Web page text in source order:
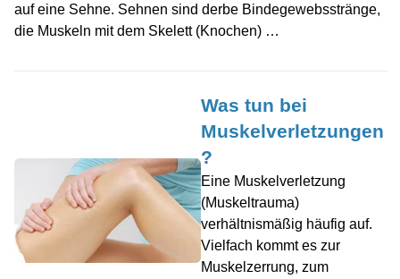
auf eine Sehne. Sehnen sind derbe Bindegewebsstränge,
die Muskeln mit dem Skelett (Knochen) …
Was tun bei
Muskelverletzungen
?
Eine Muskelverletzung
(Muskeltrauma)
verhältnismäßig häufig auf.
Vielfach kommt es zur
Muskelzerrung, zum